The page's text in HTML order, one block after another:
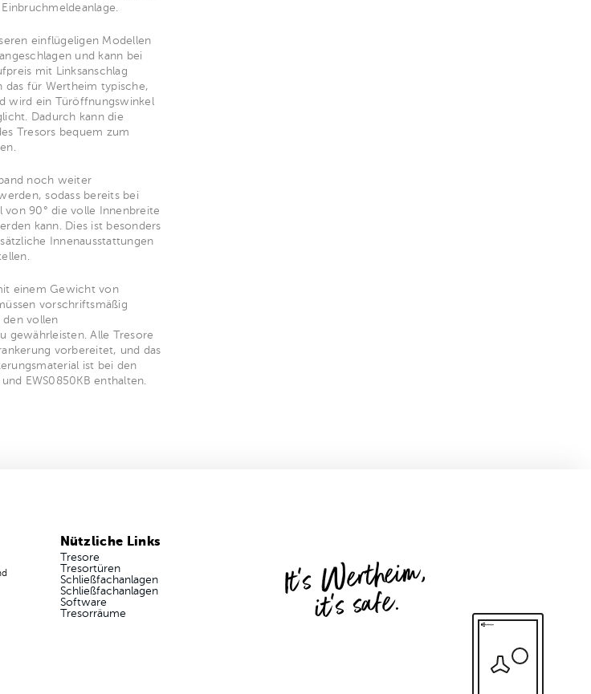
einflügeligen Modellen
und kann bei
mit Linksanschlag
das für Wertheim typische,
wird ein Türöffnungswinkel
Dadurch kann die
Tresors bequem zum
noch weiter
sodass bereits bei
90° die volle Innenbreite
kann. Dies ist besonders
Innenausstattungen
einem Gewicht von
vorschriftsmäßig
vollen
gewährleisten. Alle Tresore
vorbereitet, und das
ist bei den
EWS0850KB enthalten.
Nützliche Links
Tresore
Tresortüren
Schließfachanlagen
Schließfachanlagen
Software
Tresorräume
It's Wertheim,
it's safe.